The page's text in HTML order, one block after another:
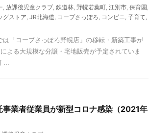
, 放課後児童クラブ, 鉄道林, 野幌若葉町, 江別市, 保育園,
グストア, JR北海道, コープさっぽろ, コンビニ, 子育て,
「コープさっぽろ野幌店」の移転・新築工事が
よる大規模な分譲・宅地販売が予定されていま
...
業者従業員が新型コロナ感染（2021年